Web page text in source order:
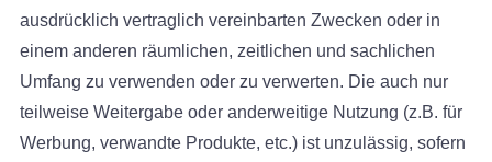
ausdrücklich vertraglich vereinbarten Zwecken oder in
einem anderen räumlichen, zeitlichen und sachlichen
Umfang zu verwenden oder zu verwerten. Die auch nur
teilweise Weitergabe oder anderweitige Nutzung (z.B. für
Werbung, verwandte Produkte, etc.) ist unzulässig, sofern